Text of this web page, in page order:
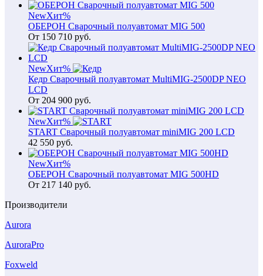
NewХит%
ОБЕРОН Сварочный полуавтомат MIG 500
От 150 710 руб.
NewХит%
Кедр Сварочный полуавтомат MultiMIG-2500DP NEO
LCD
От 204 900 руб.
NewХит%
START Сварочный полуавтомат miniMIG 200 LCD
42 550 руб.
NewХит%
ОБЕРОН Сварочный полуавтомат MIG 500HD
От 217 140 руб.
Производители
Aurora
AuroraPro
Foxweld